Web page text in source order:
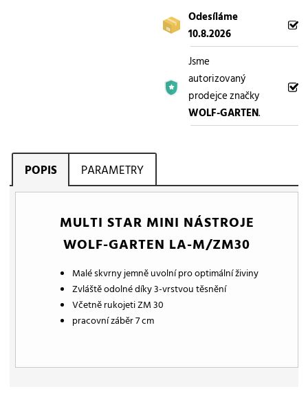
Odesíláme
10.8.2026
Jsme
autorizovaný
prodejce značky
WOLF-GARTEN.
POPIS PARAMETRY
MULTI STAR MINI NÁSTROJE
WOLF-GARTEN LA-M/ZM30
Malé skvrny jemně uvolní pro optimální živiny
Zvláště odolné díky 3-vrstvou těsnění
Včetně rukojeti ZM 30
pracovní záběr 7 cm